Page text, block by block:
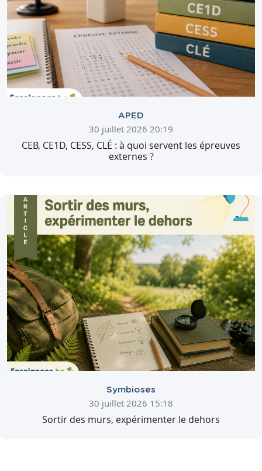
APED
30 juillet 2026 20:19
CEB, CE1D, CESS, CLÉ : à quoi servent les épreuves
externes ?
Symbioses
30 juillet 2026 15:18
Sortir des murs, expérimenter le dehors